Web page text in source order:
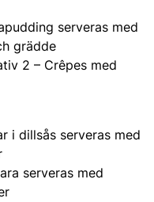
serveras med
grädde
2 – Crêpes med
i dillsås serveras med
serveras med
ärter